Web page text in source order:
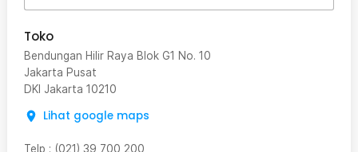
Toko
Bendungan Hilir Raya Blok G1 No. 10
Jakarta Pusat
DKI Jakarta 10210
Lihat google maps
Telp : (021) 39 700 200